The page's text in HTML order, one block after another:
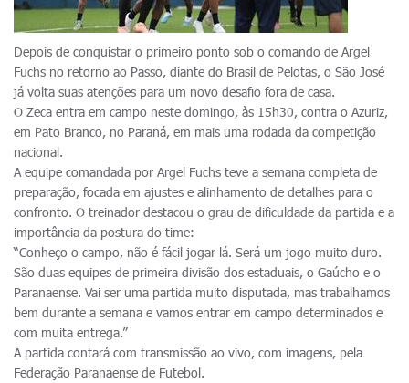
Depois de conquistar o primeiro ponto sob o comando de Argel
Fuchs no retorno ao Passo, diante do Brasil de Pelotas, o São José
já volta suas atenções para um novo desafio fora de casa.
O Zeca entra em campo neste domingo, às 15h30, contra o Azuriz,
em Pato Branco, no Paraná, em mais uma rodada da competição
nacional.
A equipe comandada por Argel Fuchs teve a semana completa de
preparação, focada em ajustes e alinhamento de detalhes para o
confronto. O treinador destacou o grau de dificuldade da partida e a
importância da postura do time:
“Conheço o campo, não é fácil jogar lá. Será um jogo muito duro.
São duas equipes de primeira divisão dos estaduais, o Gaúcho e o
Paranaense. Vai ser uma partida muito disputada, mas trabalhamos
bem durante a semana e vamos entrar em campo determinados e
com muita entrega.”
A partida contará com transmissão ao vivo, com imagens, pela
Federação Paranaense de Futebol.